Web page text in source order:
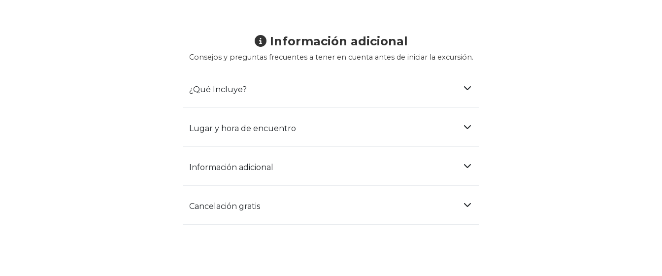
Información adicional
Consejos y preguntas frecuentes a tener en cuenta antes de iniciar la excursión.
¿Qué Incluye?
Lugar y hora de encuentro
Información adicional
Cancelación gratis